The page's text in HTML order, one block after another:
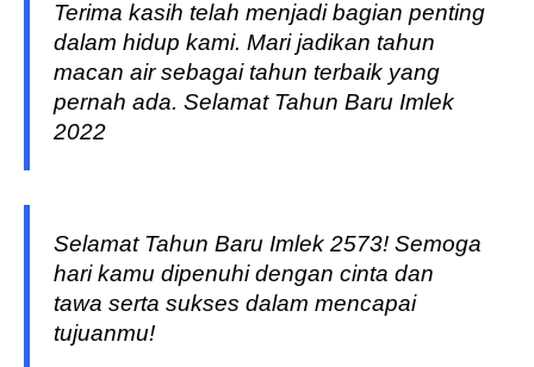
Terima kasih telah menjadi bagian penting
dalam hidup kami. Mari jadikan tahun
macan air sebagai tahun terbaik yang
pernah ada. Selamat Tahun Baru Imlek
2022
Selamat Tahun Baru Imlek 2573! Semoga
hari kamu dipenuhi dengan cinta dan
tawa serta sukses dalam mencapai
tujuanmu!